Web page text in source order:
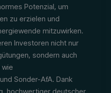
Potenzial, um
zu erzielen und
mitzuwirken.
Investoren nicht nur
sondern auch
Sonder-AfA. Dank